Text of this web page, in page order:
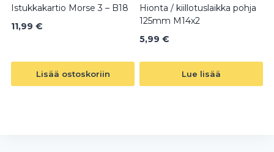
Istukkakartio Morse 3 – B18
11,99 €
Lisää ostoskoriin
Hionta / kiillotuslaikka pohja
125mm M14x2
5,99 €
Lue lisää